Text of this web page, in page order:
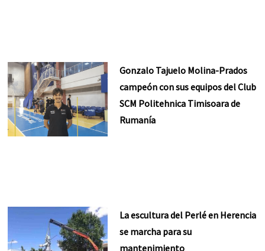
Gonzalo Tajuelo Molina-Prados
campeón con sus equipos del Club
SCM Politehnica Timisoara de
Rumanía
La escultura del Perlé en Herencia
se marcha para su
mantenimiento